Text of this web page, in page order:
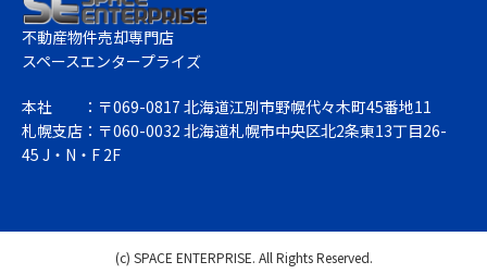
不動産物件売却専門店
スペースエンタープライズ
本社
：〒069-0817 北海道江別市野幌代々木町45番地11
札幌支店 ：〒060-0032 北海道札幌市中央区北2条東13丁目26-
45 J・N・F 2F
(c) SPACE ENTERPRISE. All Rights Reserved.